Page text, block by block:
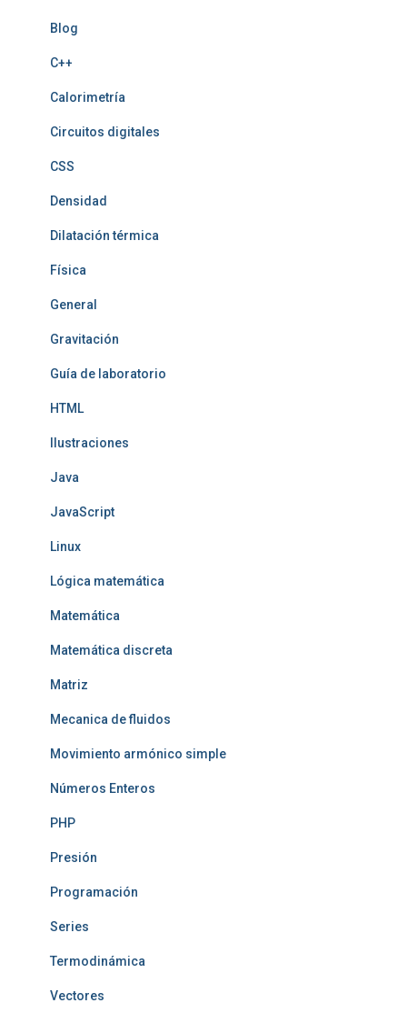
Blog
C++
Calorimetría
Circuitos digitales
CSS
Densidad
Dilatación térmica
Física
General
Gravitación
Guía de laboratorio
HTML
Ilustraciones
Java
JavaScript
Linux
Lógica matemática
Matemática
Matemática discreta
Matriz
Mecanica de fluidos
Movimiento armónico simple
Números Enteros
PHP
Presión
Programación
Series
Termodinámica
Vectores